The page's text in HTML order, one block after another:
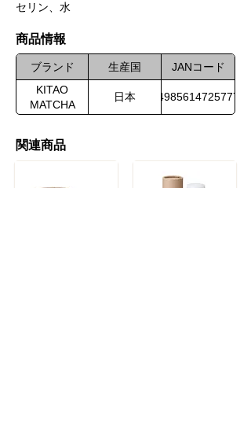
セリン、水
​商品情報
ブランド 生産国
JANコード
KITAO
MATCHA
日本 4985614725777
関連商品